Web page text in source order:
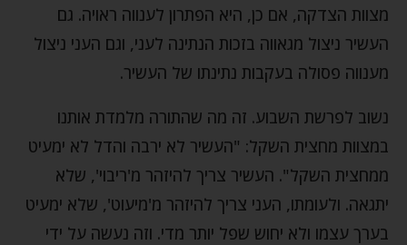
מצוות הצדקה, אם כן, היא הפתרון לענווה ראויה. גם
העשיר ניצול מגאווה בזכות הנתינה לעני, וגם העני ניצול
מענווה פסולה בעקבות נתינתו של העשיר.
נשוב לפרשת השבוע. זה מה שהתורה מלמדת אותנו
במצוות מחצית השקל: "העשיר לא ירבה והדל לא ימעיט
ממחצית השקל". העשיר צריך להיזהר מ'ריבוי', שלא
יתגאה. ולעומתו, העני צריך להיזהר מ'מיעוט', שלא ימעיט
בערך עצמו ולא יחוש שפל יותר מדי. וזה נעשה על ידי